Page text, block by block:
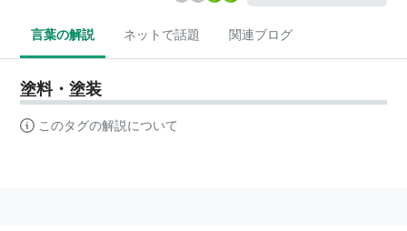
言葉の解説 ネットで話題 関連ブログ
塗料・塗装
このタグの解説について